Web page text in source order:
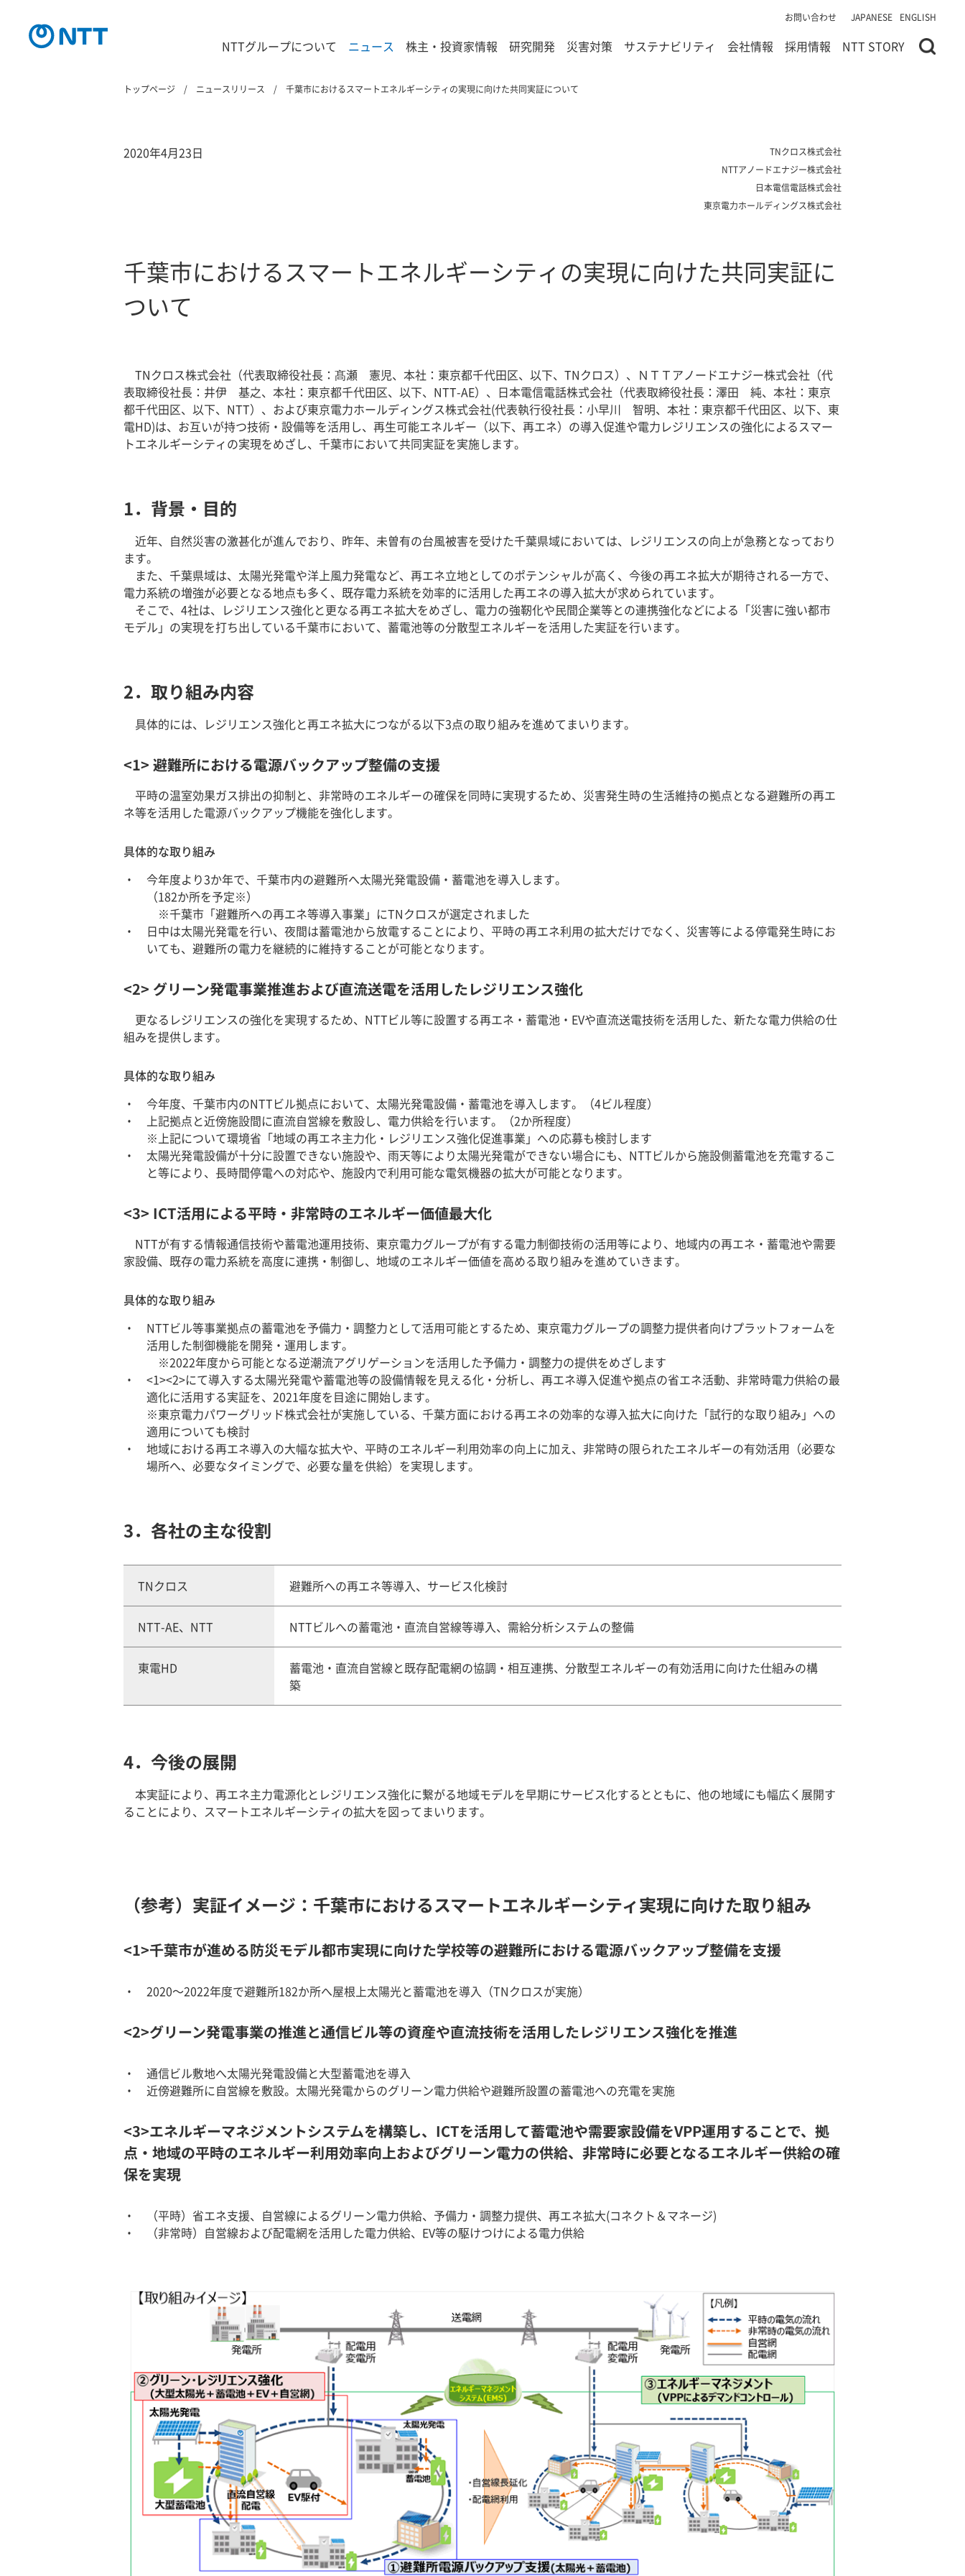
お問い合わせ JAPANESE ENGLISH
NTTグループについて ニュース 株主・投資家情報 研究開発 災害対策 サステナビリティ 会社情報 採用情報 NTT STORY
トップページ ニュースリリース 千葉市におけるスマートエネルギーシティの実現に向けた共同実証について
2020年4月23日
TNクロス株式会社
NTTアノードエナジー株式会社
日本電信電話株式会社
東京電力ホールディングス株式会社
千葉市におけるスマートエネルギーシティの実現に向けた共同実証に
ついて
TNクロス株式会社（代表取締役社長：髙瀬 憲児、本社：東京都千代田区、以下、TNクロス）、ＮＴＴアノードエナジー株式会社（代
表取締役社長：井伊 基之、本社：東京都千代田区、以下、NTT-AE）、日本電信電話株式会社（代表取締役社長：澤田 純、本社：東京
都千代田区、以下、NTT）、および東京電力ホールディングス株式会社(代表執行役社長：小早川 智明、本社：東京都千代田区、以下、東
電HD)は、お互いが持つ技術・設備等を活用し、再生可能エネルギー（以下、再エネ）の導入促進や電力レジリエンスの強化によるスマー
トエネルギーシティの実現をめざし、千葉市において共同実証を実施します。
1．背景・目的
近年、自然災害の激甚化が進んでおり、昨年、未曽有の台風被害を受けた千葉県域においては、レジリエンスの向上が急務となっており
ます。
また、千葉県域は、太陽光発電や洋上風力発電など、再エネ立地としてのポテンシャルが高く、今後の再エネ拡大が期待される一方で、
電力系統の増強が必要となる地点も多く、既存電力系統を効率的に活用した再エネの導入拡大が求められています。
そこで、4社は、レジリエンス強化と更なる再エネ拡大をめざし、電力の強靭化や民間企業等との連携強化などによる「災害に強い都市
モデル」の実現を打ち出している千葉市において、蓄電池等の分散型エネルギーを活用した実証を行います。
2．取り組み内容
具体的には、レジリエンス強化と再エネ拡大につながる以下3点の取り組みを進めてまいります。
<1> 避難所における電源バックアップ整備の支援
平時の温室効果ガス排出の抑制と、非常時のエネルギーの確保を同時に実現するため、災害発生時の生活維持の拠点となる避難所の再エ
ネ等を活用した電源バックアップ機能を強化します。
具体的な取り組み
今年度より3か年で、千葉市内の避難所へ太陽光発電設備・蓄電池を導入します。
（182か所を予定※）
※千葉市「避難所への再エネ等導入事業」にTNクロスが選定されました
日中は太陽光発電を行い、夜間は蓄電池から放電することにより、平時の再エネ利用の拡大だけでなく、災害等による停電発生時にお
いても、避難所の電力を継続的に維持することが可能となります。
<2> グリーン発電事業推進および直流送電を活用したレジリエンス強化
更なるレジリエンスの強化を実現するため、NTTビル等に設置する再エネ・蓄電池・EVや直流送電技術を活用した、新たな電力供給の仕
組みを提供します。
具体的な取り組み
今年度、千葉市内のNTTビル拠点において、太陽光発電設備・蓄電池を導入します。（4ビル程度）
上記拠点と近傍施設間に直流自営線を敷設し、電力供給を行います。（2か所程度）
※上記について環境省「地域の再エネ主力化・レジリエンス強化促進事業」への応募も検討します
太陽光発電設備が十分に設置できない施設や、雨天等により太陽光発電ができない場合にも、NTTビルから施設側蓄電池を充電するこ
と等により、長時間停電への対応や、施設内で利用可能な電気機器の拡大が可能となります。
<3> ICT活用による平時・非常時のエネルギー価値最大化
NTTが有する情報通信技術や蓄電池運用技術、東京電力グループが有する電力制御技術の活用等により、地域内の再エネ・蓄電池や需要
家設備、既存の電力系統を高度に連携・制御し、地域のエネルギー価値を高める取り組みを進めていきます。
具体的な取り組み
NTTビル等事業拠点の蓄電池を予備力・調整力として活用可能とするため、東京電力グループの調整力提供者向けプラットフォームを
活用した制御機能を開発・運用します。
※2022年度から可能となる逆潮流アグリゲーションを活用した予備力・調整力の提供をめざします
<1><2>にて導入する太陽光発電や蓄電池等の設備情報を見える化・分析し、再エネ導入促進や拠点の省エネ活動、非常時電力供給の最
適化に活用する実証を、2021年度を目途に開始します。
※東京電力パワーグリッド株式会社が実施している、千葉方面における再エネの効率的な導入拡大に向けた「試行的な取り組み」への
適用についても検討
地域における再エネ導入の大幅な拡大や、平時のエネルギー利用効率の向上に加え、非常時の限られたエネルギーの有効活用（必要な
場所へ、必要なタイミングで、必要な量を供給）を実現します。
3．各社の主な役割
TNクロス 避難所への再エネ等導入、サービス化検討
NTT-AE、NTT NTTビルへの蓄電池・直流自営線等導入、需給分析システムの整備
東電HD
蓄電池・直流自営線と既存配電網の協調・相互連携、分散型エネルギーの有効活用に向けた仕組みの構
築
4．今後の展開
本実証により、再エネ主力電源化とレジリエンス強化に繋がる地域モデルを早期にサービス化するとともに、他の地域にも幅広く展開す
ることにより、スマートエネルギーシティの拡大を図ってまいります。
（参考）実証イメージ：千葉市におけるスマートエネルギーシティ実現に向けた取り組み
<1>千葉市が進める防災モデル都市実現に向けた学校等の避難所における電源バックアップ整備を支援
2020～2022年度で避難所182か所へ屋根上太陽光と蓄電池を導入（TNクロスが実施）
<2>グリーン発電事業の推進と通信ビル等の資産や直流技術を活用したレジリエンス強化を推進
通信ビル敷地へ太陽光発電設備と大型蓄電池を導入
近傍避難所に自営線を敷設。太陽光発電からのグリーン電力供給や避難所設置の蓄電池への充電を実施
<3>エネルギーマネジメントシステムを構築し、ICTを活用して蓄電池や需要家設備をVPP運用することで、拠
点・地域の平時のエネルギー利用効率向上およびグリーン電力の供給、非常時に必要となるエネルギー供給の確
保を実現
（平時）省エネ支援、自営線によるグリーン電力供給、予備力・調整力提供、再エネ拡大(コネクト＆マネージ)
（非常時）自営線および配電網を活用した電力供給、EV等の駆けつけによる電力供給